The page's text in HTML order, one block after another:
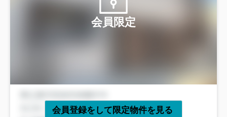
会員限定
会員登録をして限定物件を見る